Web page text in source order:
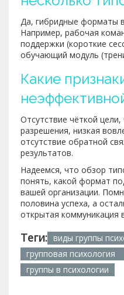
Да, гибридные форматы
Например, рабочая
поддержки (короткие
обучающий модуль
Какие
Отсутствие чёткой
разрешения, низкая
отсутствие обратной
результатов.
Надеемся, что обзор
понять, какой формат
вашей организации.
половина успеха, а
открытая коммуникация
Теги: виды группы
групповая психология
группы в психологии